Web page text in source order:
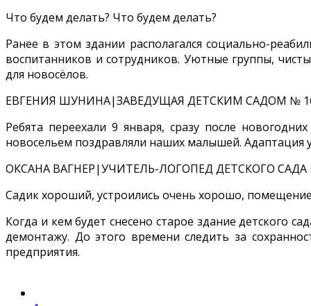
Что будем делать? Что будем делать?
Ранее в этом здании располагался социально-
воспитанников и сотрудников. Уютные группы,
для новосёлов.
ЕВГЕНИЯ ШУНИНА|ЗАВЕДУЩАЯ ДЕТСКИМ САДОМ №
Ребята переехали 9 января, сразу после
новосельем поздравляли наших малышей. Адаптация
ОКСАНА ВАГНЕР|УЧИТЕЛЬ-ЛОГОПЕД ДЕТСКОГО САДА
Садик хороший, устроились очень хорошо,
Когда и кем будет снесено старое здание детского
демонтажу. До этого времени следить за
предприятия.